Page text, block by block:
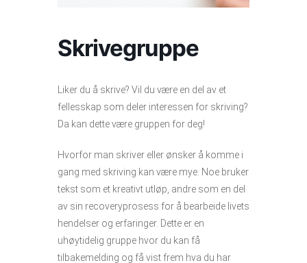
Skrivegruppe
Liker du å skrive? Vil du være en del av et
fellesskap som deler interessen for skriving?
Da kan dette være gruppen for deg!
Hvorfor man skriver eller ønsker å komme i
gang med skriving kan være mye. Noe bruker
tekst som et kreativt utløp, andre som en del
av sin recoveryprosess for å bearbeide livets
hendelser og erfaringer. Dette er en
uhøytidelig gruppe hvor du kan få
tilbakemelding og få vist frem hva du har